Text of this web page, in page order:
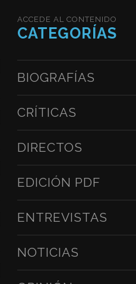
ACCEDE AL CONTENIDO
CATEGORÍAS
BIOGRAFÍAS
CRÍTICAS
DIRECTOS
EDICIÓN PDF
ENTREVISTAS
NOTICIAS